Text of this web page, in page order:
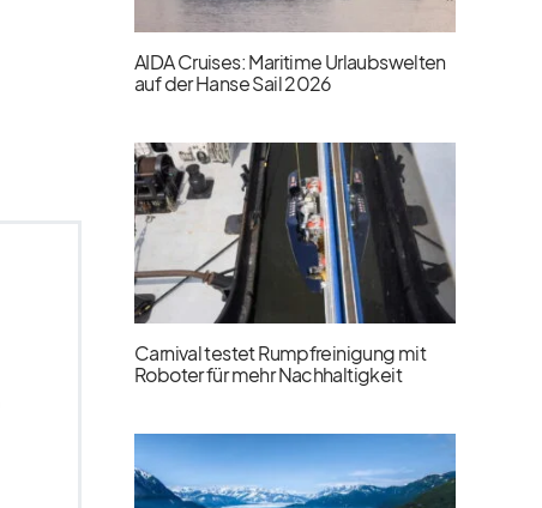
AIDA Cruises: Maritime Urlaubswelten
auf der Hanse Sail 2026
Carnival testet Rumpfreinigung mit
Roboter für mehr Nachhaltigkeit